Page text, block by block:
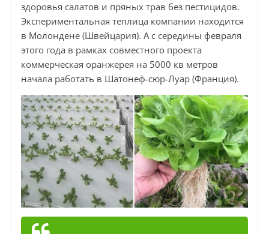
здоровья салатов и пряных трав без пестицидов.
Экспериментальная теплица компании находится
в Молондене (Швейцария). А с середины февраля
этого года в рамках совместного проекта
коммерческая оранжерея на 5000 кв метров
начала работать в Шатонеф-сюр-Луар (Франция).